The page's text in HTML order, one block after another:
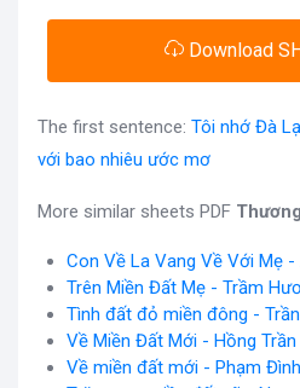
Download
The first sentence: Tôi nhớ Đà
với bao nhiêu ước mơ
More similar sheets PDF
Con Về La Vang Về Với Mẹ
Trên Miền Đất Mẹ - Trầm
Tình đất đỏ miền đông -
Về Miền Đất Mới - Hồng
Về miền đất mới - Phạm